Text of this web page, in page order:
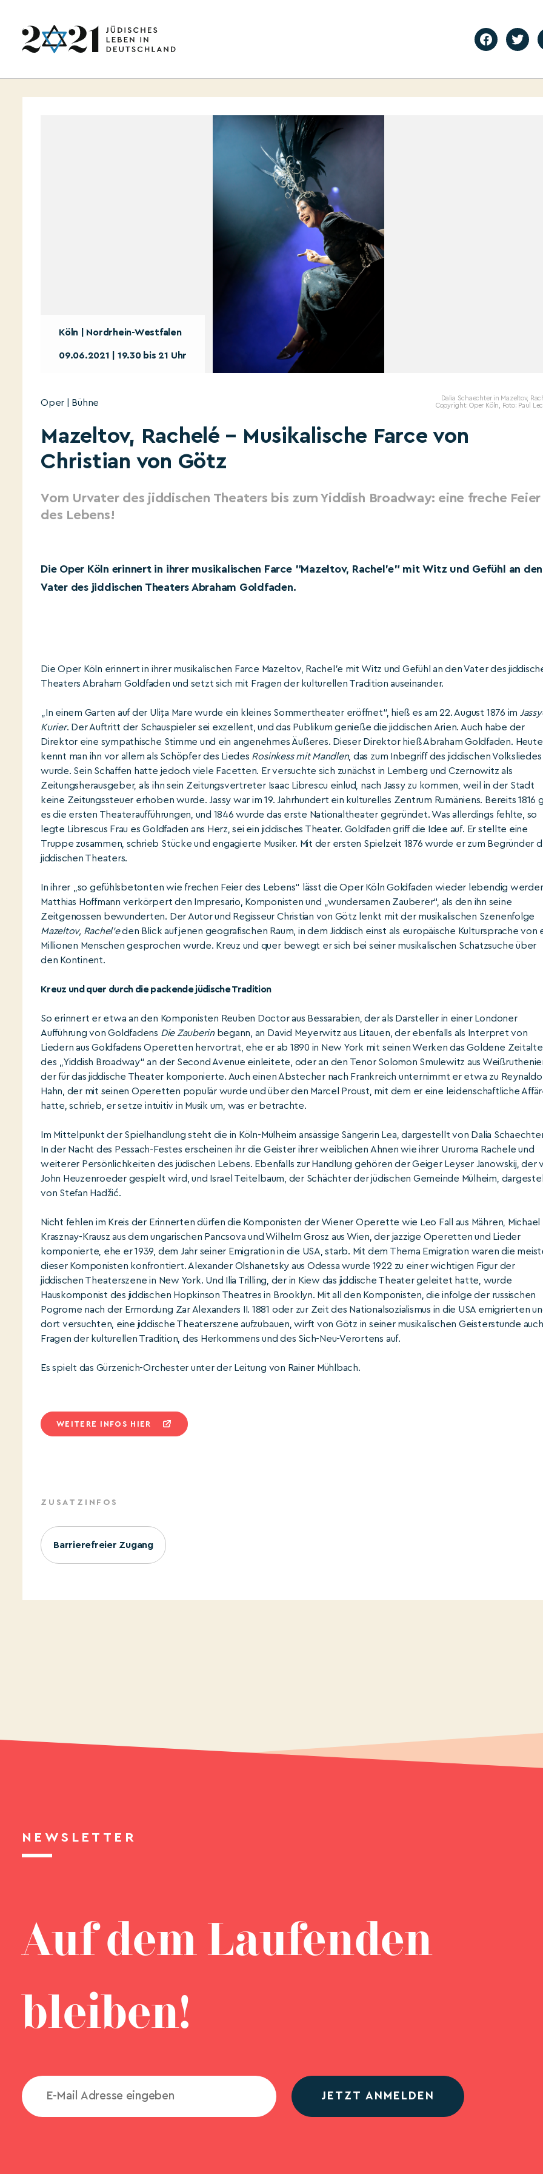
Köln | Nordrhein-Westfalen
09.06.2021 | 19.30 bis 21 Uhr
Dalia Schaechter in Mazeltov,
Copyright: Oper Köln, Foto: Paul
Oper | Bühne
Mazeltov, Rachel´e – Musikalische Farce von
Christian von Götz
Vom Urvater des jiddischen Theaters bis zum Yiddish Broadway: eine freche Feier
des Lebens!
Die Oper Köln erinnert in ihrer musikalischen Farce "Mazeltov, Rachel’e" mit Witz und Gefühl an den
Vater des jiddischen Theaters Abraham Goldfaden.
Die Oper Köln erinnert in ihrer musikalischen Farce Mazeltov, Rachel’e mit Witz und Gefühl an den Vater des
Theaters Abraham Goldfaden und setzt sich mit Fragen der kulturellen Tradition auseinander.
„In einem Garten auf der Uliţa Mare wurde ein kleines Sommertheater eröffnet“, hieß es am 22. August 1876 im
Kurier. Der Auftritt der Schauspieler sei exzellent, und das Publikum genieße die jiddischen Arien. Auch habe der
Direktor eine sympathische Stimme und ein angenehmes Äußeres. Dieser Direktor hieß Abraham Goldfaden. Heute
kennt man ihn vor allem als Schöpfer des Liedes Rosinkess mit Mandlen, das zum Inbegriff des jiddischen Volksliedes
wurde. Sein Schaffen hatte jedoch viele Facetten. Er versuchte sich zunächst in Lemberg und Czernowitz als
Zeitungsherausgeber, als ihn sein Zeitungsvertreter Isaac Librescu einlud, nach Jassy zu kommen, weil in der Stadt
keine Zeitungssteuer erhoben wurde. Jassy war im 19. Jahrhundert ein kulturelles Zentrum Rumäniens. Bereits 1816
es die ersten Theateraufführungen, und 1846 wurde das erste Nationaltheater gegründet. Was allerdings fehlte, so
legte Librescus Frau es Goldfaden ans Herz, sei ein jiddisches Theater. Goldfaden griff die Idee auf. Er stellte eine
Truppe zusammen, schrieb Stücke und engagierte Musiker. Mit der ersten Spielzeit 1876 wurde er zum Begründer
jiddischen Theaters.
In ihrer „so gefühlsbetonten wie frechen Feier des Lebens“ lässt die Oper Köln Goldfaden wieder lebendig
Matthias Hoffmann verkörpert den Impresario, Komponisten und „wundersamen Zauberer“, als den ihn seine
Zeitgenossen bewunderten. Der Autor und Regisseur Christian von Götz lenkt mit der musikalischen Szenenfolge
Mazeltov, Rachel’eden Blick auf jenen geografischen Raum, in dem Jiddisch einst als europäische Kultursprache von
Millionen Menschen gesprochen wurde. Kreuz und quer bewegt er sich bei seiner musikalischen Schatzsuche über
den Kontinent.
Kreuz und quer durch die packende jüdische Tradition
So erinnert er etwa an den Komponisten Reuben Doctor aus Bessarabien, der als Darsteller in einer Londoner
Aufführung von Goldfadens Die Zauberinbegann, an David Meyerwitz aus Litauen, der ebenfalls als Interpret von
Liedern aus Goldfadens Operetten hervortrat, ehe er ab 1890 in New York mit seinen Werken das Goldene
des „Yiddish Broadway“ an der Second Avenue einleitete, oder an den Tenor Solomon Smulewitz aus
der für das jiddische Theater komponierte. Auch einen Abstecher nach Frankreich unternimmt er etwa zu Reynaldo
Hahn, der mit seinen Operetten populär wurde und über den Marcel Proust, mit dem er eine leidenschaftliche
hatte, schrieb, er setze intuitiv in Musik um, was er betrachte.
Im Mittelpunkt der Spielhandlung steht die in Köln-Mülheim ansässige Sängerin Lea, dargestellt von Dalia
In der Nacht des Pessach-Festes erscheinen ihr die Geister ihrer weiblichen Ahnen wie ihrer Ururoma Rachele und
weiterer Persönlichkeiten des jüdischen Lebens. Ebenfalls zur Handlung gehören der Geiger Leyser Janowskij, der
John Heuzenroeder gespielt wird, und Israel Teitelbaum, der Schächter der jüdischen Gemeinde Mülheim,
von Stefan Hadžić.
Nicht fehlen im Kreis der Erinnerten dürfen die Komponisten der Wiener Operette wie Leo Fall aus Mähren, Michael
Krasznay-Krausz aus dem ungarischen Pancsova und Wilhelm Grosz aus Wien, der jazzige Operetten und Lieder
komponierte, ehe er 1939, dem Jahr seiner Emigration in die USA, starb. Mit dem Thema Emigration waren die
dieser Komponisten konfrontiert. Alexander Olshanetsky aus Odessa wurde 1922 zu einer wichtigen Figur der
jiddischen Theaterszene in New York. Und Ilia Trilling, der in Kiew das jiddische Theater geleitet hatte, wurde
Hauskomponist des jiddischen Hopkinson Theatres in Brooklyn. Mit all den Komponisten, die infolge der russischen
Pogrome nach der Ermordung Zar Alexanders II. 1881 oder zur Zeit des Nationalsozialismus in die USA emigrierten
dort versuchten, eine jiddische Theaterszene aufzubauen, wirft von Götz in seiner musikalischen Geisterstunde auch
Fragen der kulturellen Tradition, des Herkommens und des Sich-Neu-Verortens auf.
Es spielt das Gürzenich-Orchester unter der Leitung von Rainer Mühlbach.
WEITERE INFOS HIER
ZUSATZINFOS
Barrierefreier Zugang
NEWSLETTER
Auf dem Laufenden
bleiben!
JETZT ANMELDEN